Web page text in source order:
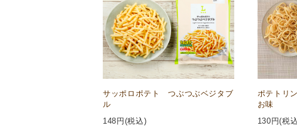
サッポロポテト つぶつぶベジタブ
ル
148 円(税込)
ポテトリ
お味
130 円(税